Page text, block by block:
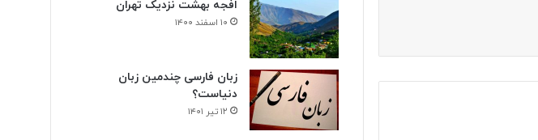
افجه بهشت نزدیک تهران
۱۰ اسفند ۱۴۰۰
زبان فارسی چندمین زبان
دنیاست؟
۱۲ تیر ۱۴۰۱